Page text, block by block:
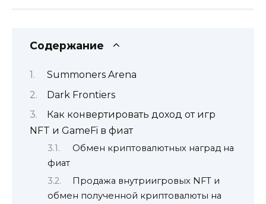
Содержание
Summoners Arena
Dark Frontiers
Как конвертировать доход от игр
NFT и GameFi в фиат
Обмен криптовалютных наград на
фиат
Продажа внутриигровых NFT и
обмен полученной криптовалюты на